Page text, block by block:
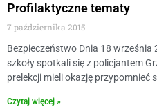
Profilaktyczne tematy
7 października 2015
Bezpieczeństwo Dnia 18
szkoły spotkali się z policjantem
prelekcji mieli okazję przypomnieć
Czytaj więcej »